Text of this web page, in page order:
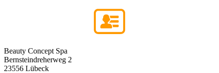
Beauty Concept Spa
Bernsteindreherweg 2
23556 Lübeck